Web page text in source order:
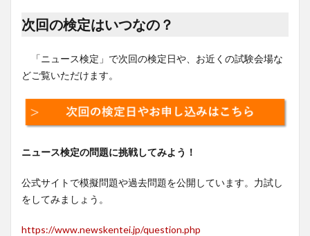
次回の検定はいつなの？
「ニュース検定」で次回の検定日や、お近くの試験会場な
どご覧いただけます。
ニュース検定の問題に挑戦してみよう！
公式サイトで模擬問題や過去問題を公開しています。力試し
をしてみましょう。
https://www.newskentei.jp/question.php